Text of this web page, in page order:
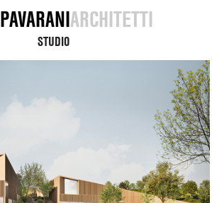
PAVARANIARCHITETTI
STUDIO